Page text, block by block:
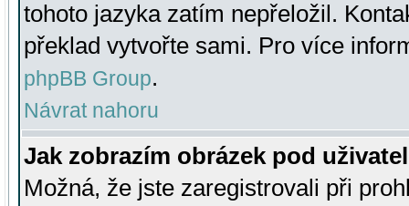
tohoto jazyka zatím nepřeložil.
překlad vytvořte sami. Pro více
phpBB Group.
Návrat nahoru
Jak zobrazím obrázek pod
Možná, že jste zaregistrovali při